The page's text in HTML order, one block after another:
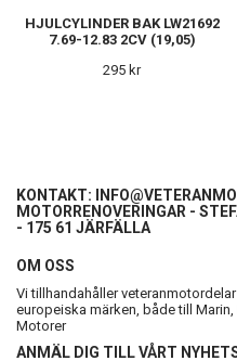
HJULCYLINDER BAK LW21692
7.69-12.83 2CV (19,05)
295 kr
KONTAKT:
MOTORRENOVERINGAR -
- 175 61 JÄRFÄLLA
OM OSS
Vi tillhandahåller
europeiska märken, både till
Motorer
ANMÄL DIG TILL VÅRT